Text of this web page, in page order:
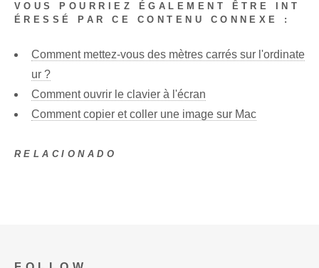
VOUS POURRIEZ ÉGALEMENT ÊTRE INT
ÉRESSÉ PAR CE CONTENU CONNEXE :
Comment mettez-vous des mètres carrés sur l'ordinate
ur ?
Comment ouvrir le clavier à l'écran
Comment copier et coller une image sur Mac
RELACIONADO